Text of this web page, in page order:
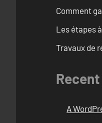
Comment
Les étapes
Travaux de
A